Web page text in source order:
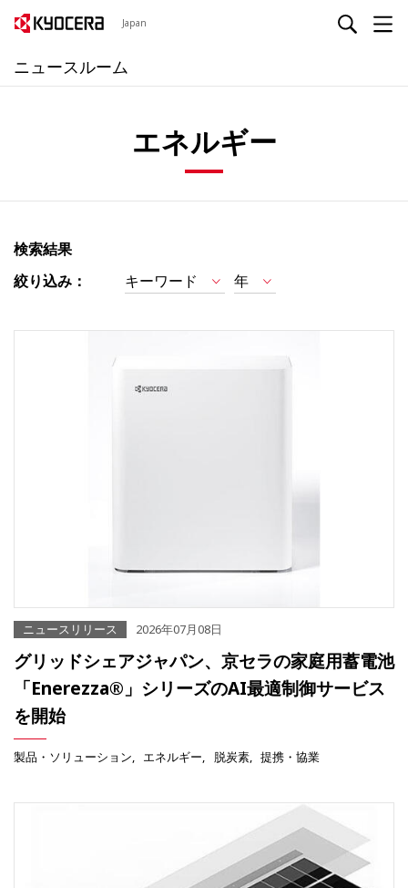
Japan
ニュースルーム
エネルギー
検索結果
絞り込み：
キーワード 年
ニュースリリース 2026年07月08日
グリッドシェアジャパン、京セラの家庭用蓄電池
「Enerezza®」シリーズのAI最適制御サービス
を開始
製品・ソリューション エネルギー 脱炭素 提携・協業